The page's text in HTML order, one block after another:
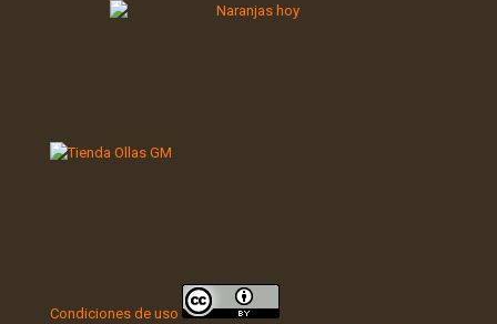
Condiciones de uso